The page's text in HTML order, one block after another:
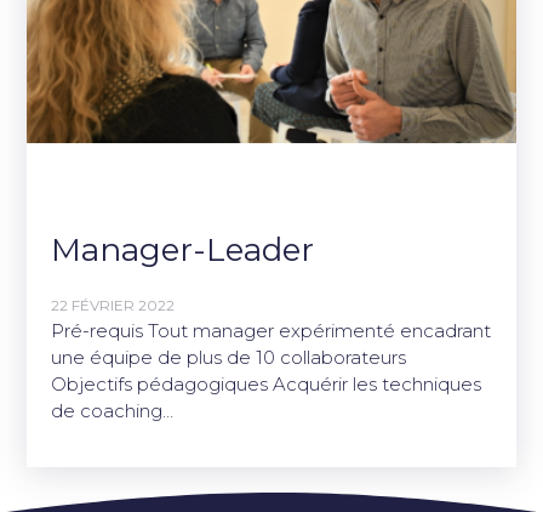
Manager-Leader
22 FÉVRIER 2022
Pré-requis Tout manager expérimenté encadrant
une équipe de plus de 10 collaborateurs
Objectifs pédagogiques Acquérir les techniques
de coaching…